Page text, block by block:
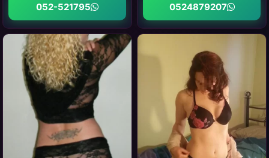
0524879207
052-521795